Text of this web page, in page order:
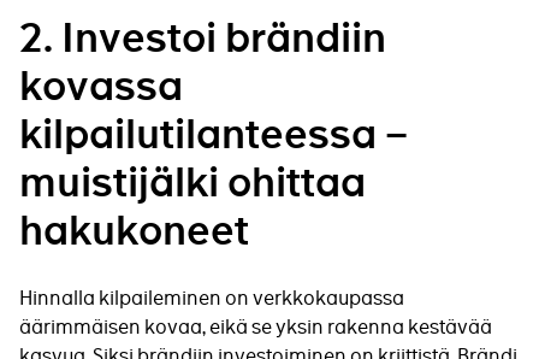
2. Investoi brändiin
kovassa
kilpailutilanteessa –
muistijälki ohittaa
hakukoneet
Hinnalla kilpaileminen on verkkokaupassa
äärimmäisen kovaa, eikä se yksin rakenna kestävää